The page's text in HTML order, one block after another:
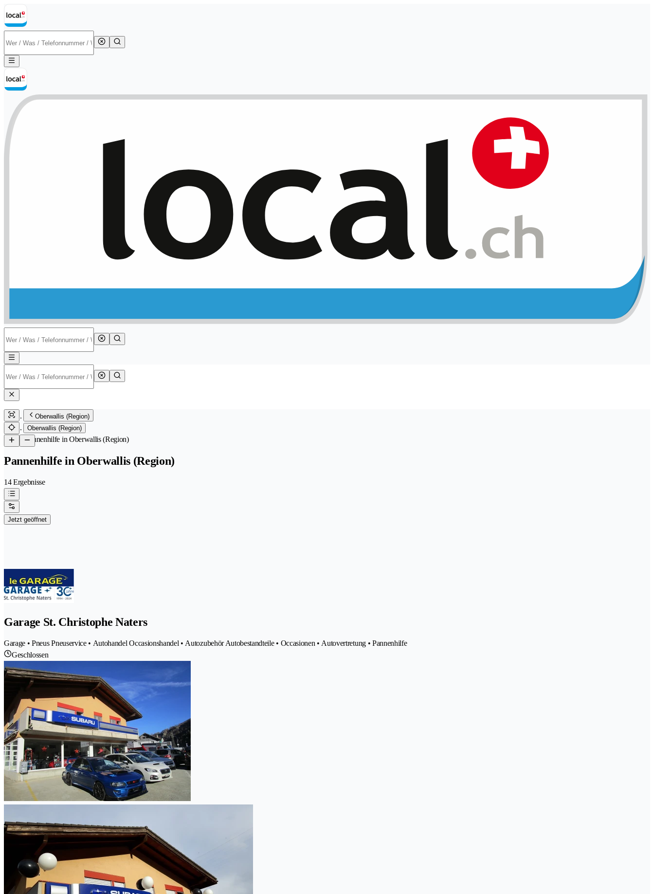
Oberwallis (Region)
Oberwallis (Region)
/Pannenhilfe in Oberwallis (Region)
Pannenhilfe in Oberwallis (Region)
14 Ergebnisse
Jetzt geöffnet
Garage St. Christophe Naters
Garage • Pneus Pneuservice • Autohandel Occasionshandel • Autozubehör Autobestandteile • Occasionen • Autovertretung • Pannenhilfe
Geschlossen